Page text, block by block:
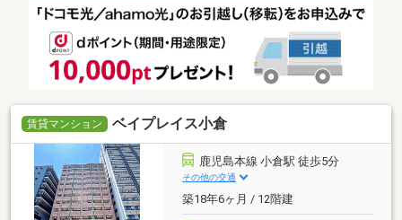
賃貸マンション ベイプレイス小倉
鹿児島本線 小倉駅 徒歩5分
その他の交通
築18年6ヶ月 / 12階建